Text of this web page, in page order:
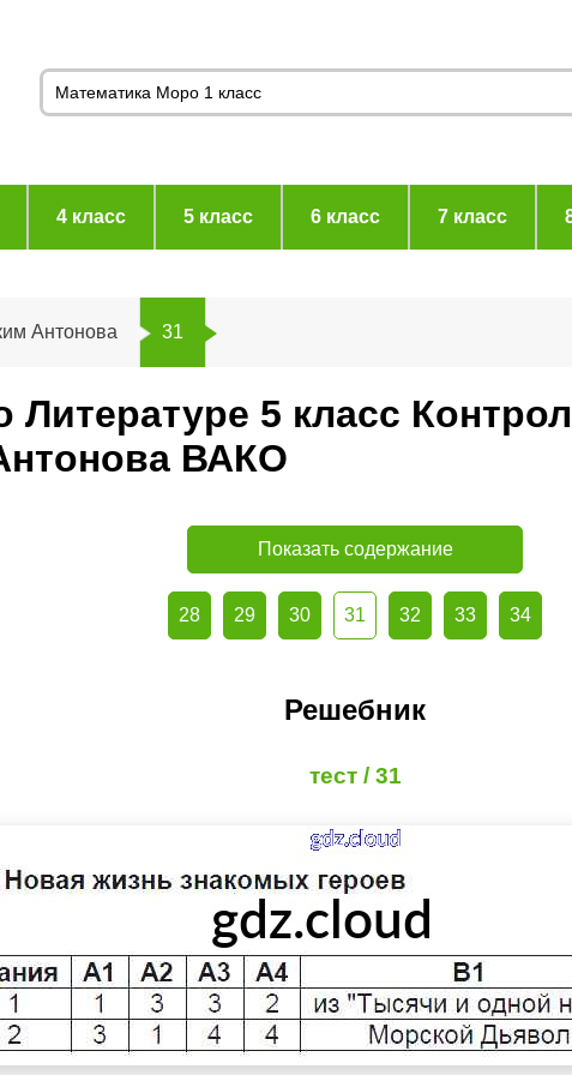
4 класс 5 класс 6 класс 7 класс
Антонова 31
Литературе 5 класс
ВАКО
Показать содержание
28 29 30 31 32 33 34
Решебник
тест / 31